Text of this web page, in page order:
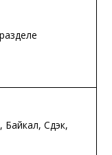
Сдэк,